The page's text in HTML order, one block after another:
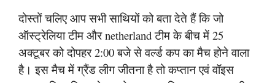
दोस्तों चलिए आप सभी साथियों को बता देते हैं कि जो
ऑस्ट्रेलिया टीम और netherland टीम के बीच में 25
अक्टूबर को दोपहर 2:00 बजे से वर्ल्ड कप का मैच होने वाला
है। इस मैच में ग्रैंड लीग जीतना है तो कप्तान एवं वॉइस